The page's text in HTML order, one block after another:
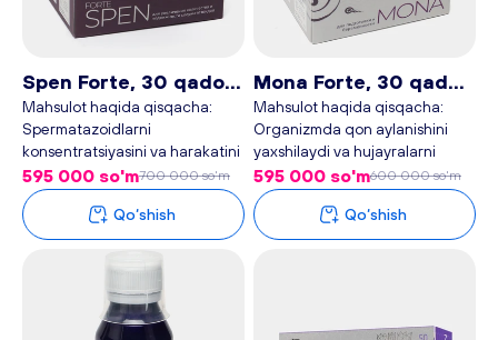
Spen Forte, 30 qadoq
- Plan baby
Mahsulot haqida qisqacha:
Spermatazoidlarni
konsentratsiyasini va harakatini
oshiradi. Spermatogenezni
kuchaytiradi
Erektil disfunksiyaga qarshi
kurashadi
Spermatazoidlarni sonini
Tuxumning tashqi qatlamlarini
595 000 so'm700 000 so'm
Qo‘shish
Mona Forte, 30 qadoq
- Plan baby
Mahsulot haqida qisqacha:
Organizmda qon aylanishini
yaxshilaydi va hujayralarni
kislorod bilan ta’minlaydi
Hayz sikliga ijobiy ta’sir qiladi,
hayz siklini normallashtirishga
yordam beradi
radikallardan himoya qiladi
595 000 so'm600 000 so'm
Qo‘shish